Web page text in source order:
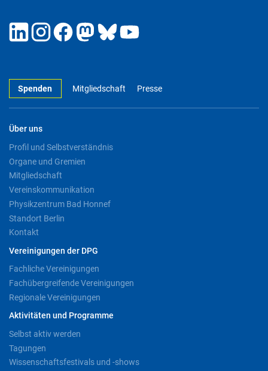
Spenden Mitgliedschaft Presse
Über uns
Profil und Selbstverständnis
Organe und Gremien
Mitgliedschaft
Vereinskommunikation
Physikzentrum Bad Honnef
Standort Berlin
Kontakt
Vereinigungen der DPG
Fachliche Vereinigungen
Fachübergreifende Vereinigungen
Regionale Vereinigungen
Aktivitäten und Programme
Selbst aktiv werden
Tagungen
Wissenschaftsfestivals und -shows